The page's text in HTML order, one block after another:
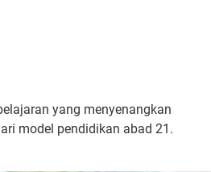
yang menyenangkan
model pendidikan abad 21.